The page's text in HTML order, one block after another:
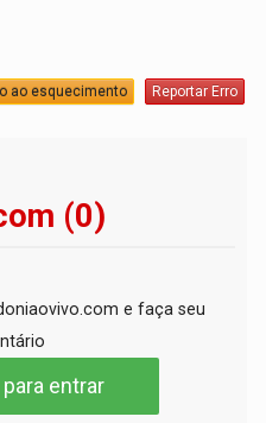
ao esquecimento Reportar Erro
(0)
e faça seu
entrar